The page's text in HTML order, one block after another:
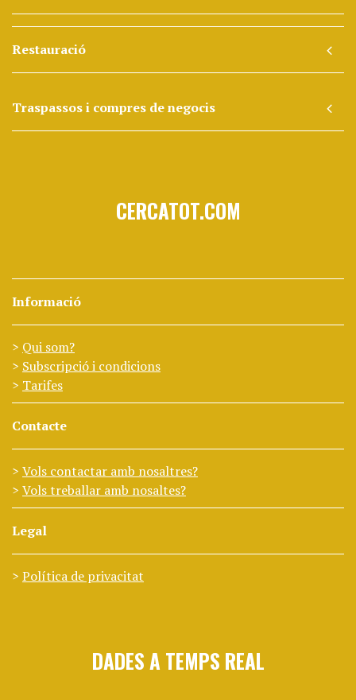
Restauració
Traspassos i compres de negocis
CERCATOT.COM
Informació
Qui som?
Subscripció i condicions
Tarifes
Contacte
Vols contactar amb nosaltres?
Vols treballar amb nosaltes?
Legal
Política de privacitat
DADES A TEMPS REAL